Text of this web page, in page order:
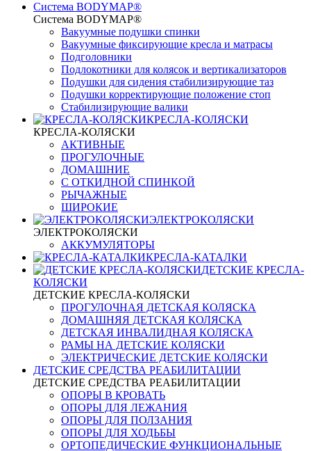
Система BODYMAP®
Система BODYMAP®
Вакуумные подушки спинки
Вакуумные фиксирующие кресла и матрасы
Подголовники
Подлокотники для колясок и вертикализаторов
Подушки для сидения стабилизирующие таз
Подушки корректирующие положение стоп
Стабилизирующие валики
КРЕСЛА-КОЛЯСКИ
КРЕСЛА-КОЛЯСКИ
АКТИВНЫЕ
ПРОГУЛОЧНЫЕ
ДОМАШНИЕ
С ОТКИДНОЙ СПИНКОЙ
РЫЧАЖНЫЕ
ШИРОКИЕ
ЭЛЕКТРОКОЛЯСКИ
ЭЛЕКТРОКОЛЯСКИ
АККУМУЛЯТОРЫ
КРЕСЛА-КАТАЛКИ
ДЕТСКИЕ КРЕСЛА-
КОЛЯСКИ
ДЕТСКИЕ КРЕСЛА-КОЛЯСКИ
ПРОГУЛОЧНАЯ ДЕТСКАЯ КОЛЯСКА
ДОМАШНЯЯ ДЕТСКАЯ КОЛЯСКА
ДЕТСКАЯ ИНВАЛИДНАЯ КОЛЯСКА
РАМЫ НА ДЕТСКИЕ КОЛЯСКИ
ЭЛЕКТРИЧЕСКИЕ ДЕТСКИЕ КОЛЯСКИ
ДЕТСКИЕ СРЕДСТВА РЕАБИЛИТАЦИИ
ДЕТСКИЕ СРЕДСТВА РЕАБИЛИТАЦИИ
ОПОРЫ В КРОВАТЬ
ОПОРЫ ДЛЯ ЛЕЖАНИЯ
ОПОРЫ ДЛЯ ПОЛЗАНИЯ
ОПОРЫ ДЛЯ ХОДЬБЫ
ОРТОПЕДИЧЕСКИЕ ФУНКЦИОНАЛЬНЫЕ